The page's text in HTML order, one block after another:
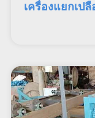
เครื่องแยกเป